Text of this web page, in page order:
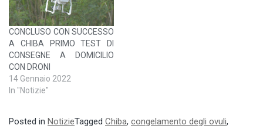
CONCLUSO CON SUCCESSO
A CHIBA PRIMO TEST DI
CONSEGNE A DOMICILIO
CON DRONI
14 Gennaio 2022
In "Notizie"
Posted in NotizieTagged Chiba, congelamento degli ovuli,